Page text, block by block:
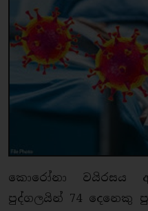
කොරෝනා වයිරසය
පුද්ගලයින් 74 දෙනෙකු